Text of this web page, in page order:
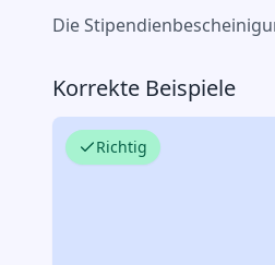
Die
Korrekte Beispiele
Richtig